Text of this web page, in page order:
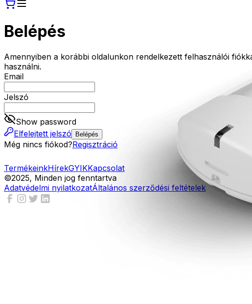
Belépés
Amennyiben a korábbi oldalunkon rendelkezett felhasználói
használni.
Email
Jelszó
Show password
Elfelejtett jelszó
Belépés
Még nincs fiókod?Regisztráció
TermékeinkHírekGYIKKapcsolat
©2025, Minden jog fenntartva
Adatvédelmi nyilatkozatÁltalános szerződési feltételek